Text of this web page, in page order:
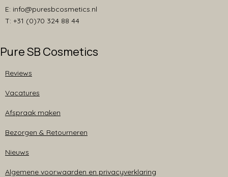
E: info@puresbcosmetics.nl
T: +31 (0)70 324 88 44
Pure SB Cosmetics
Reviews
Vacatures
Afspraak maken
Bezorgen & Retourneren
Nieuws
Algemene voorwaarden en privacyverklaring